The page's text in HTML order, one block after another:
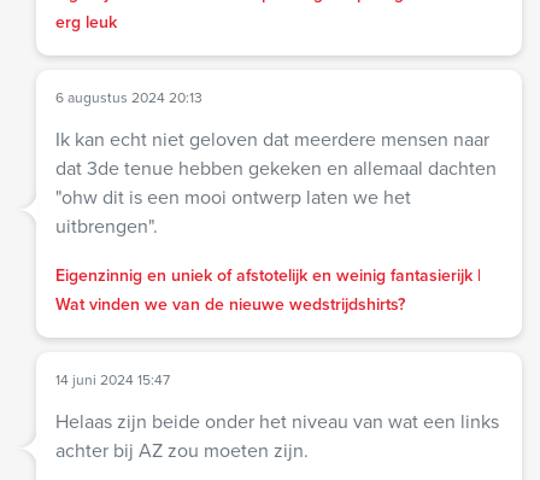
erg leuk
6 augustus 2024 20:13
Ik kan echt niet geloven dat meerdere mensen naar
dat 3de tenue hebben gekeken en allemaal dachten
"ohw dit is een mooi ontwerp laten we het
uitbrengen".
Eigenzinnig en uniek of afstotelijk en weinig fantasierijk |
Wat vinden we van de nieuwe wedstrijdshirts?
14 juni 2024 15:47
Helaas zijn beide onder het niveau van wat een links
achter bij AZ zou moeten zijn.